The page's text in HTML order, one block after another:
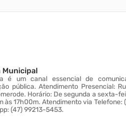
Municipal
é um canal essencial de
Rua 15 de Novembro nº 525 -
a sexta-feira, das 07h30m às 11h30m, e
Telefone: (47) 3387-7234. Atendimento
(47) 99213-5453.